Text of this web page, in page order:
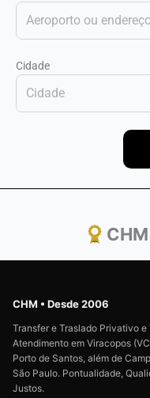
Cidade
CHM • Desde 2006
Transfer e Traslado Privativo
Atendimento em Viracopos
Porto de Santos, além de
São Paulo. Pontualidade,
Justos.